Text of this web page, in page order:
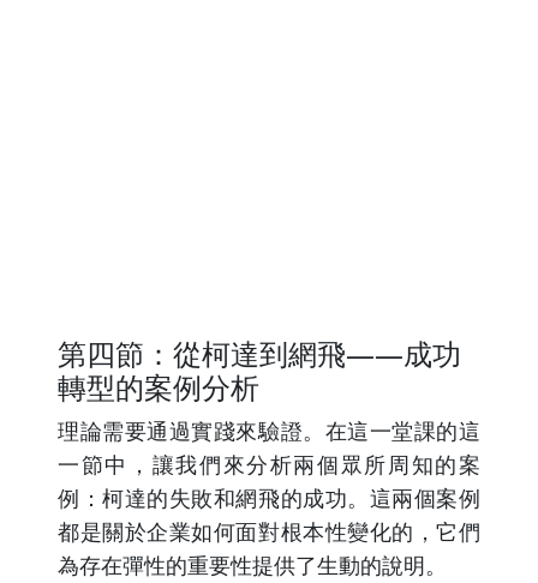
第四節：從柯達到網飛——成功
轉型的案例分析
理論需要通過實踐來驗證。在這一堂課的這
一節中，讓我們來分析兩個眾所周知的案
例：柯達的失敗和網飛的成功。這兩個案例
都是關於企業如何面對根本性變化的，它們
為存在彈性的重要性提供了生動的說明。